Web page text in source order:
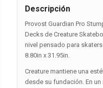
Descripción
Provost Guardian Pro
Decks de Creature
nivel pensado para
8.80in x 31.95in.
Creature mantiene una
desde su fundación. En